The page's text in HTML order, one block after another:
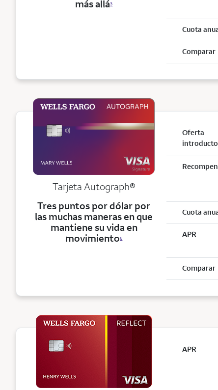
más allá3
Cuota
Comparar
Tarjeta Autograph®
Tres puntos por dólar por
las muchas maneras en que
mantiene su vida en
movimiento6
Oferta
Cuota
APR
Comparar
APR